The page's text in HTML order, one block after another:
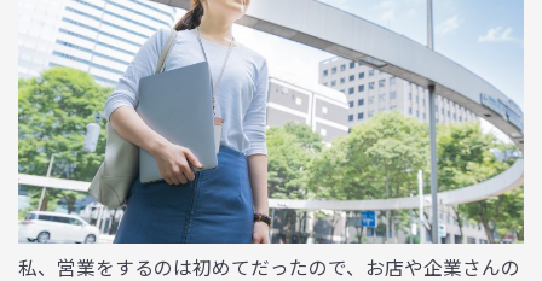
私、営業をするのは初めてだったので、お店や企業さんの